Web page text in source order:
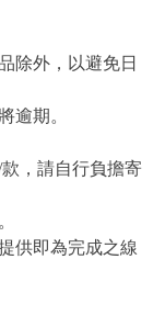
除外，以避免日
逾期。
，請自行負擔寄
供即為完成之線